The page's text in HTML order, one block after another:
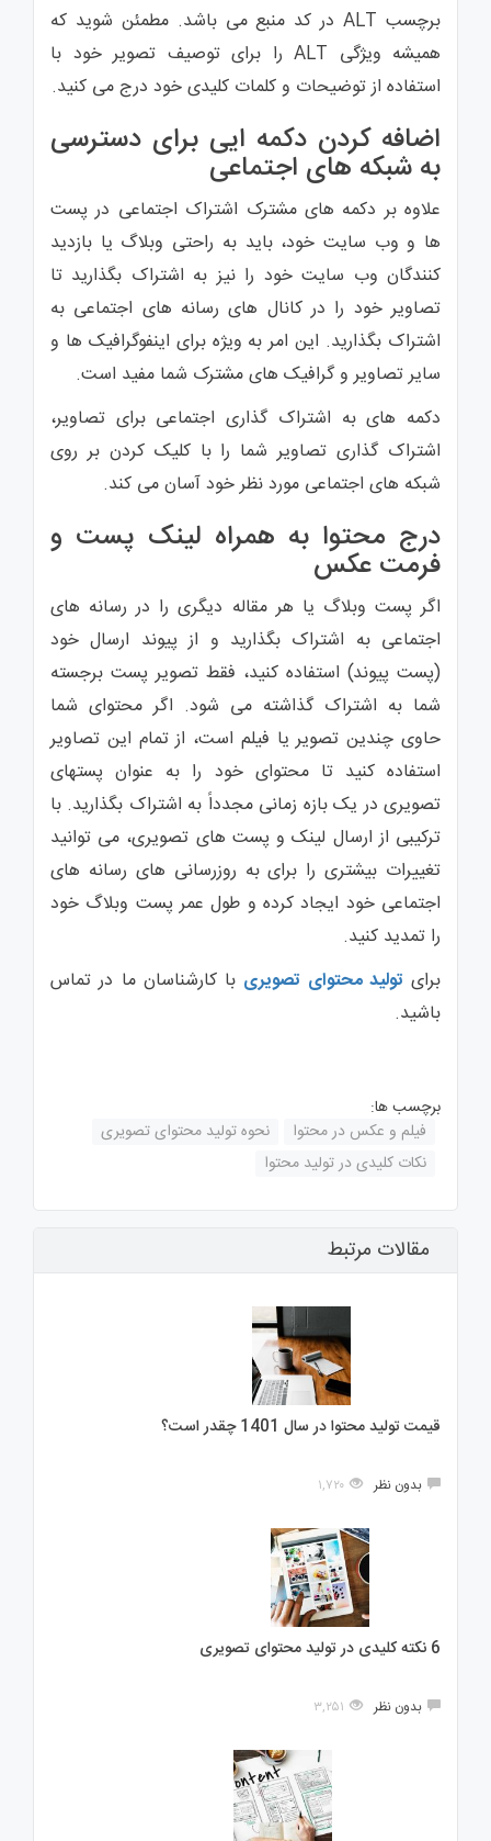
برچسب ALT در کد منبع می باشد. مطمئن شوید که
همیشه ویژگی ALT را برای توصیف تصویر خود با
استفاده از توضیحات و کلمات کلیدی خود درج می کنید.
اضافه کردن دکمه ایی برای دسترسی
به شبکه های اجتماعی
علاوه بر دکمه های مشترک اشتراک اجتماعی در پست
ها و وب سایت خود، باید به راحتی وبلاگ یا بازدید
کنندگان وب سایت خود را نیز به اشتراک بگذارید تا
تصاویر خود را در کانال های رسانه های اجتماعی به
اشتراک بگذارید. این امر به ویژه برای اینفوگرافیک ها و
سایر تصاویر و گرافیک های مشترک شما مفید است.
دکمه های به اشتراک گذاری اجتماعی برای تصاویر،
اشتراک گذاری تصاویر شما را با کلیک کردن بر روی
شبکه های اجتماعی مورد نظر خود آسان می کند.
درج محتوا به همراه لینک پست و
فرمت عکس
اگر پست وبلاگ یا هر مقاله دیگری را در رسانه های
اجتماعی به اشتراک بگذارید و از پیوند ارسال خود
(پست پیوند) استفاده کنید، فقط تصویر پست برجسته
شما به اشتراک گذاشته می شود. اگر محتوای شما
حاوی چندین تصویر یا فیلم است، از تمام این تصاویر
استفاده کنید تا محتوای خود را به عنوان پستهای
تصویری در یک بازه زمانی مجدداً به اشتراک بگذارید. با
ترکیبی از ارسال لینک و پست های تصویری، می توانید
تغییرات بیشتری را برای به روزرسانی های رسانه های
اجتماعی خود ایجاد کرده و طول عمر پست وبلاگ خود
را تمدید کنید.
برای تولید محتوای تصویری با کارشناسان ما در تماس
باشید.
برچسب ها:
فیلم و عکس در محتوا
نحوه تولید محتوای تصویری
نکات کلیدی در تولید محتوا
مقالات مرتبط
قیمت تولید محتوا در سال 1401 چقدر است؟
بدون نظر ۱,۷۲۰
6 نکته کلیدی در تولید محتوای تصویری
بدون نظر ۳,۲۵۱